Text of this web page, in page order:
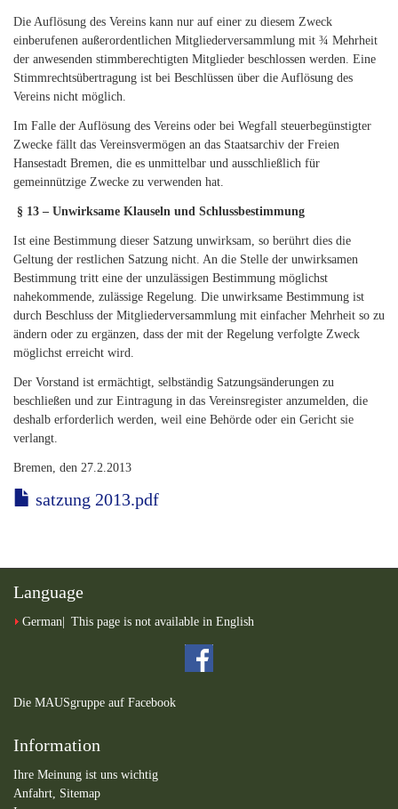
Die Auflösung des Vereins kann nur auf einer zu diesem Zweck
einberufenen außerordentlichen Mitgliederversammlung mit ¾ Mehrheit
der anwesenden stimmberechtigten Mitglieder beschlossen werden. Eine
Stimmrechtsübertragung ist bei Beschlüssen über die Auflösung des
Vereins nicht möglich.
Im Falle der Auflösung des Vereins oder bei Wegfall steuerbegünstigter
Zwecke fällt das Vereinsvermögen an das Staatsarchiv der Freien
Hansestadt Bremen, die es unmittelbar und ausschließlich für
gemeinnützige Zwecke zu verwenden hat.
§ 13 – Unwirksame Klauseln und Schlussbestimmung
Ist eine Bestimmung dieser Satzung unwirksam, so berührt dies die
Geltung der restlichen Satzung nicht. An die Stelle der unwirksamen
Bestimmung tritt eine der unzulässigen Bestimmung möglichst
nahekommende, zulässige Regelung. Die unwirksame Bestimmung ist
durch Beschluss der Mitgliederversammlung mit einfacher Mehrheit so zu
ändern oder zu ergänzen, dass der mit der Regelung verfolgte Zweck
möglichst erreicht wird.
Der Vorstand ist ermächtigt, selbständig Satzungsänderungen zu
beschließen und zur Eintragung in das Vereinsregister anzumelden, die
deshalb erforderlich werden, weil eine Behörde oder ein Gericht sie
verlangt.
Bremen, den 27.2.2013
satzung 2013.pdf
Language
German This page is not available in English
Die MAUSgruppe auf Facebook
Information
Ihre Meinung ist uns wichtig
Anfahrt, Sitemap